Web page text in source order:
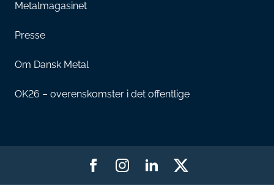
Metalmagasinet
Presse
Om Dansk Metal
OK26 – overenskomster i det offentlige